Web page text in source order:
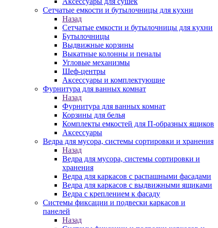
Сетчатые емкости и бутылочницы для кухни
Назад
Сетчатые емкости и бутылочницы для кухни
Бутылочницы
Выдвижные корзины
Выкатные колонны и пеналы
Угловые механизмы
Шеф-центры
Аксессуары и комплектующие
Фурнитура для ванных комнат
Назад
Фурнитура для ванных комнат
Корзины для белья
Комплекты емкостей для П-образных ящиков
Аксессуары
Ведра для мусора, системы сортировки и хранения
Назад
Ведра для мусора, системы сортировки и
хранения
Ведра для каркасов с распашными фасадами
Ведра для каркасов с выдвижными ящиками
Ведра с креплением к фасаду
Системы фиксации и подвески каркасов и
панелей
Назад